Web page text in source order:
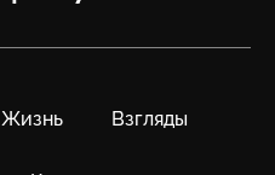
Жизнь Взгляды